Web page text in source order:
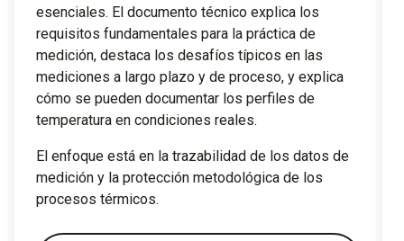
esenciales. El documento técnico explica los
requisitos fundamentales para la práctica de
medición, destaca los desafíos típicos en las
mediciones a largo plazo y de proceso, y explica
cómo se pueden documentar los perfiles de
temperatura en condiciones reales.
El enfoque está en la trazabilidad de los datos de
medición y la protección metodológica de los
procesos térmicos.